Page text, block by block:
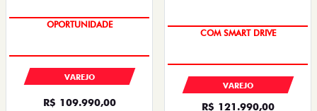
OPORTUNIDADE
VAREJO
R$ 109.990,00
COM SMART DRIVE
VAREJO
R$ 121.990,00